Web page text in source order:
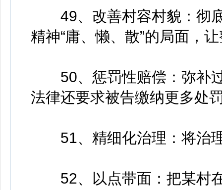
49、改善村容村貌：彻底
精神“庸、懒、散”的局面，
50、惩罚性赔偿：弥补过
法律还要求被告缴纳更多处
51、精细化治理：将治理
52、以点带面：把某村在